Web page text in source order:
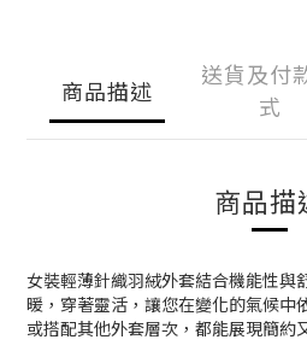
商品描述
送貨及付
式
商品描
女裝輕薄針織羽絨外套結合機能性與
暖，穿著靈活，讓您在變化的氣候中
或搭配其他外套層次，都能展現簡約